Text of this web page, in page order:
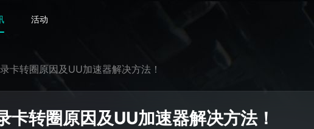
活动
卡转圈原因及UU加速器解决方法！
卡转圈原因及UU加速器解决方法！